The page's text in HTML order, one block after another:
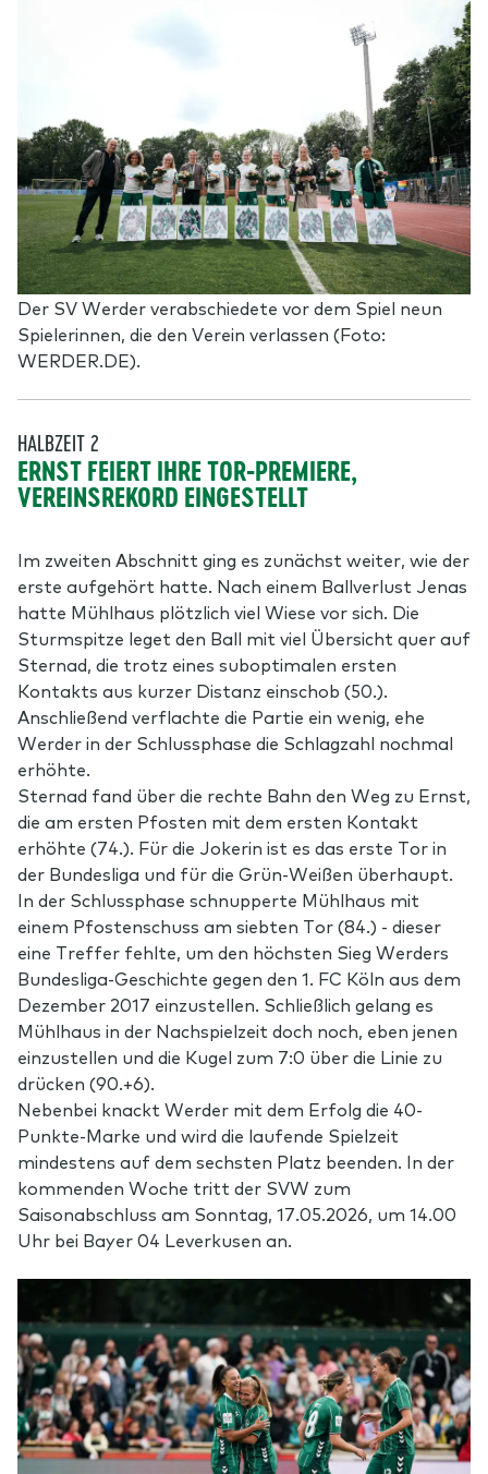
Der SV Werder verabschiedete vor dem Spiel neun
Spielerinnen, die den Verein verlassen (Foto:
WERDER.DE).
HALBZEIT 2
ERNST FEIERT IHRE TOR-PREMIERE,
VEREINSREKORD EINGESTELLT
Im zweiten Abschnitt ging es zunächst weiter, wie der
erste aufgehört hatte. Nach einem Ballverlust Jenas
hatte Mühlhaus plötzlich viel Wiese vor sich. Die
Sturmspitze leget den Ball mit viel Übersicht quer auf
Sternad, die trotz eines suboptimalen ersten
Kontakts aus kurzer Distanz einschob (50.).
Anschließend verflachte die Partie ein wenig, ehe
Werder in der Schlussphase die Schlagzahl nochmal
erhöhte.
Sternad fand über die rechte Bahn den Weg zu Ernst,
die am ersten Pfosten mit dem ersten Kontakt
erhöhte (74.). Für die Jokerin ist es das erste Tor in
der Bundesliga und für die Grün-Weißen überhaupt.
In der Schlussphase schnupperte Mühlhaus mit
einem Pfostenschuss am siebten Tor (84.) - dieser
eine Treffer fehlte, um den höchsten Sieg Werders
Bundesliga-Geschichte gegen den 1. FC Köln aus dem
Dezember 2017 einzustellen. Schließlich gelang es
Mühlhaus in der Nachspielzeit doch noch, eben jenen
einzustellen und die Kugel zum 7:0 über die Linie zu
drücken (90.+6).
Nebenbei knackt Werder mit dem Erfolg die 40-
Punkte-Marke und wird die laufende Spielzeit
mindestens auf dem sechsten Platz beenden. In der
kommenden Woche tritt der SVW zum
Saisonabschluss am Sonntag, 17.05.2026, um 14.00
Uhr bei Bayer 04 Leverkusen an.